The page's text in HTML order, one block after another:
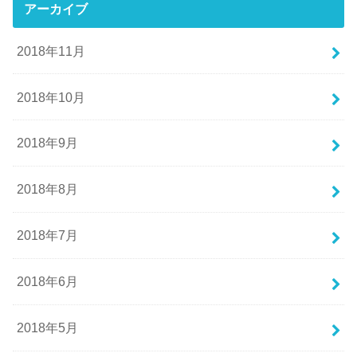
アーカイブ
2018年11月
2018年10月
2018年9月
2018年8月
2018年7月
2018年6月
2018年5月